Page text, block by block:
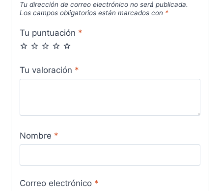
Tu dirección de correo electrónico no será publicada.
Los campos obligatorios están marcados con *
Tu puntuación *
Tu valoración *
Nombre *
Correo electrónico *